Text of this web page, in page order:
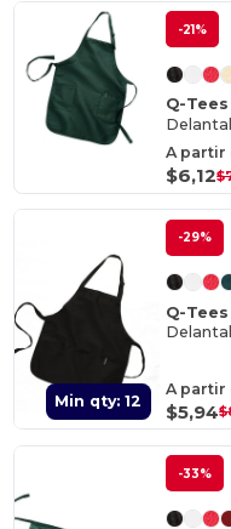
-21%
Q-
A partir
$6,12
Min qty: 12
-29%
Q-
A partir
$5,94
-33%